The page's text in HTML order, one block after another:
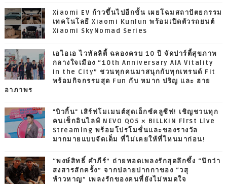
Xiaomi EV ก้าวขึ้นไปอีกขั้น เผยโฉมสถาปัตยกรรม
เทคโนโลยี Xiaomi Kunlun พร้อมเปิดตัวรถยนต์
Xiaomi SkyNomad Series
เอไอเอ ไวทัลลิตี้ ฉลองครบ 10 ปี จัดปาร์ตี้สุขภาพ
กลางใจเมือง “10th Anniversary AIA Vitality
in the City” ชวนทุกคนมาสนุกกับทุกเทรนด์ Fit
พร้อมกิจกรรมสุด Fun กับ หมาก ปริญ และ ฮาย
อาภาพร
"บิวกิ้น" เสิร์ฟโมเมนต์สุดเอ็กซ์คลูซีฟ! เชิญชวนทุก
คนเช็กอินไลฟ์ NEVO Q05 × BILLKIN First Live
Streaming พร้อมโปรโมชั่นและของรางวัล
มากมายแบบจัดเต็ม ที่ไม่เคยให้ที่ไหนมาก่อน!
“พงษ์สิทธิ์ คำภีร์” ถ่ายทอดเพลงรักสุดลึกซึ้ง “นึกว่า
สงสารสักครั้ง” จากปลายปากกาของ “วสุ
ห้าวหาญ” เพลงรักของคนที่ยังไม่หมดใจ